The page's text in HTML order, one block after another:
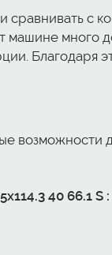
сравнивать с
машине много
Благодаря
возможности
40 66.1 S :